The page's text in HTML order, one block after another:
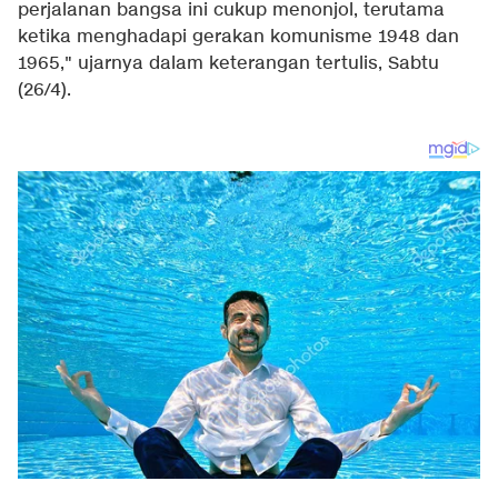
perjalanan bangsa ini cukup menonjol, terutama
ketika menghadapi gerakan komunisme 1948 dan
1965," ujarnya dalam keterangan tertulis, Sabtu
(26/4).